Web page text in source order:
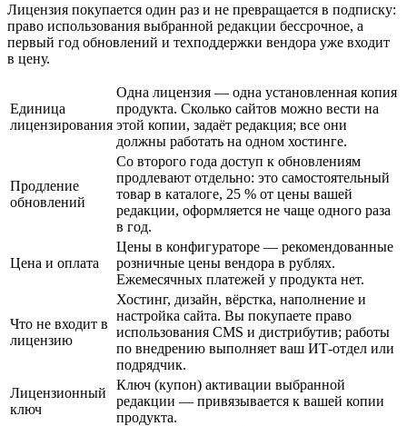
Лицензия покупается один раз и не превращается в подписку:
право использования выбранной редакции бессрочное, а
первый год обновлений и техподдержки вендора уже входит
в цену.
Единица
лицензирования
Одна лицензия — одна установленная копия
продукта. Сколько сайтов можно вести на
этой копии, задаёт редакция; все они
должны работать на одном хостинге.
Продление
обновлений
Со второго года доступ к обновлениям
продлевают отдельно: это самостоятельный
товар в каталоге, 25 % от цены вашей
редакции, оформляется не чаще одного раза
в год.
Цена и оплата
Цены в конфигураторе — рекомендованные
розничные цены вендора в рублях.
Ежемесячных платежей у продукта нет.
Что не входит в
лицензию
Хостинг, дизайн, вёрстка, наполнение и
настройка сайта. Вы покупаете право
использования CMS и дистрибутив; работы
по внедрению выполняет ваш ИТ-отдел или
подрядчик.
Лицензионный
ключ
Ключ (купон) активации выбранной
редакции — привязывается к вашей копии
продукта.